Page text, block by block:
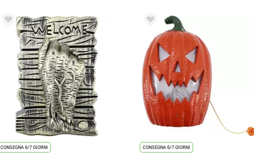
CONSEGNA 6/7 GIORNI CONSEGNA 6/7 GIORNI